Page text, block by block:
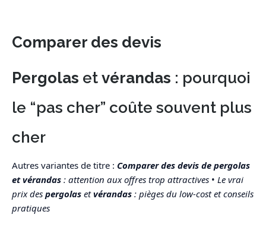
Comparer des devis
Pergolas et vérandas : pourquoi
le “pas cher” coûte souvent plus
cher
Autres variantes de titre : Comparer des devis de pergolas
et vérandas : attention aux offres trop attractives • Le vrai
prix des pergolas etvérandas : pièges du low-cost et conseils
pratiques